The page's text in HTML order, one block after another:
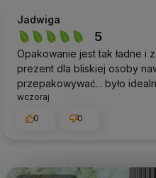
Jadwiga
5
Opakowanie jest tak ładne i
prezent dla bliskiej osoby
przepakowywać... było
wczoraj
0
0